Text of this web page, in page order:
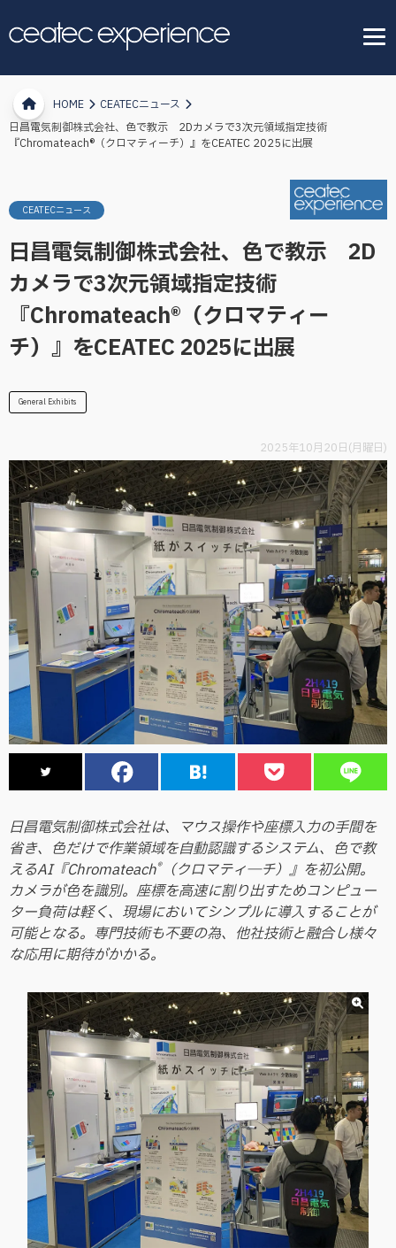
HOME
CEATECニュース
日昌電気制御株式会社、色で教示 2Dカメラで3次元領域指定技術
『Chromateach®（クロマティーチ）』をCEATEC 2025に出展
CEATECニュース
日昌電気制御株式会社、色で教示 2D
カメラで3次元領域指定技術
『Chromateach®（クロマティー
チ）』をCEATEC 2025に出展
General Exhibits
2025年10月20日(月曜日)
日昌電気制御株式会社は、マウス操作や座標入力の手間を
省き、色だけで作業領域を自動認識するシステム、色で教
えるAI『Chromateach®（クロマティ―チ）』を初公開。
カメラが色を識別。座標を高速に割り出すためコンピュー
ター負荷は軽く、現場においてシンプルに導入することが
可能となる。専門技術も不要の為、他社技術と融合し様々
な応用に期待がかかる。